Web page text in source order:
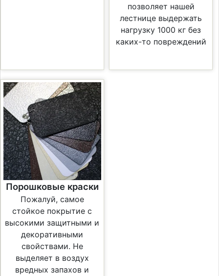
позволяет нашей
лестнице выдержать
нагрузку 1000 кг без
каких-то повреждений
Порошковые краски
Пожалуй, самое
стойкое покрытие с
высокими защитными и
декоративными
свойствами. Не
выделяет в воздух
вредных запахов и